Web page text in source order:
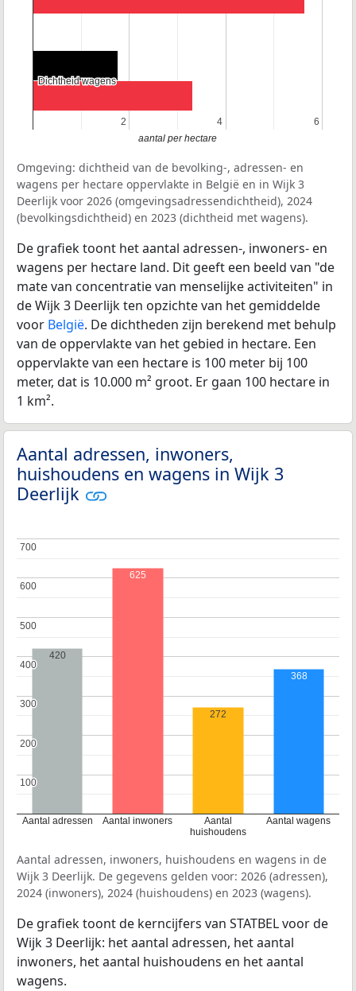
2
2 4
4 6
6
Dichtheid wagens
Dichtheid wagens
aantal per hectare
Omgeving: dichtheid van de bevolking-, adressen- en
wagens per hectare oppervlakte in België en in Wijk 3
Deerlijk voor 2026 (omgevingsadressendichtheid), 2024
(bevolkingsdichtheid) en 2023 (dichtheid met wagens).
De grafiek toont het aantal adressen-, inwoners- en
wagens per hectare land. Dit geeft een beeld van "de
mate van concentratie van menselijke activiteiten" in
de Wijk 3 Deerlijk ten opzichte van het gemiddelde
voor België. De dichtheden zijn berekend met behulp
van de oppervlakte van het gebied in hectare. Een
oppervlakte van een hectare is 100 meter bij 100
meter, dat is 10.000 m² groot. Er gaan 100 hectare in
1 km².
Aantal adressen, inwoners,
huishoudens en wagens in Wijk 3
Deerlijk
Aantal adressen Aantal inwoners
Aantal
huishoudens
Aantal wagens
100
100
200
200
300
300
400
400
500
500
600
600
700
700
420
625
272
368
Aantal adressen, inwoners, huishoudens en wagens in de
Wijk 3 Deerlijk. De gegevens gelden voor: 2026 (adressen),
2024 (inwoners), 2024 (huishoudens) en 2023 (wagens).
De grafiek toont de kerncijfers van STATBEL voor de
Wijk 3 Deerlijk: het aantal adressen, het aantal
inwoners, het aantal huishoudens en het aantal
wagens.